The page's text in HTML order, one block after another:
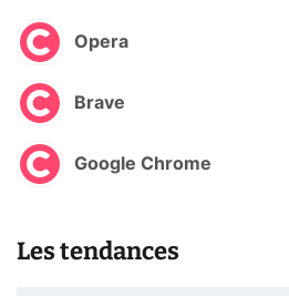
Opera
Brave
Google Chrome
Les tendances